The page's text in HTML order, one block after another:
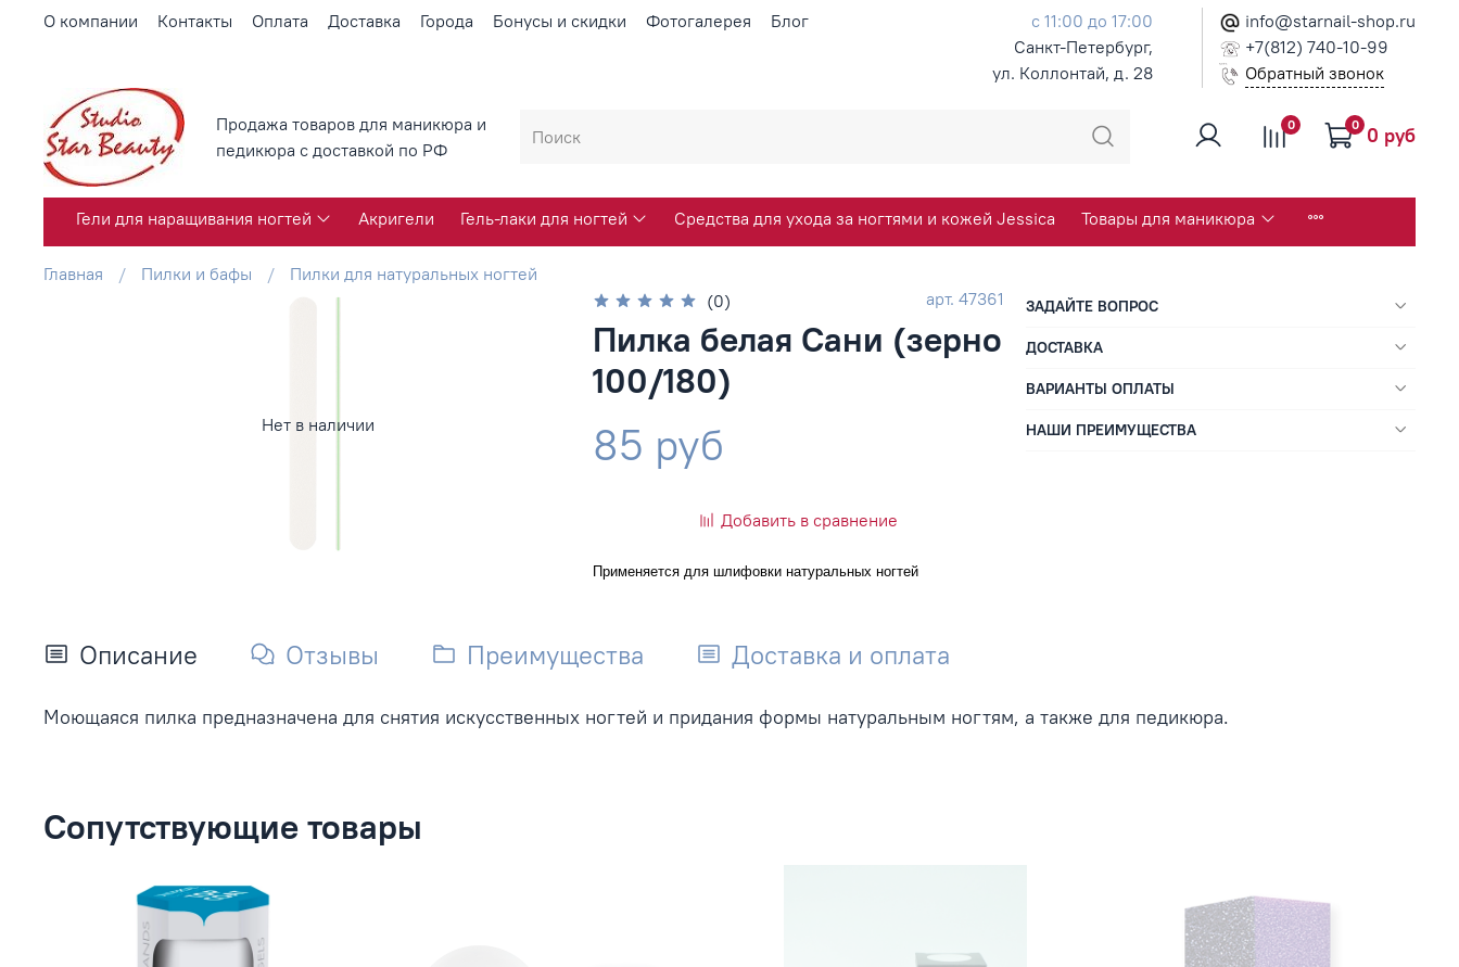
О компании Контакты Оплата Доставка Города Бонусы и скидки Фотогалерея Блог
с 11:00 до 17:00
Санкт-Петербург,
ул. Коллонтай, д. 28
info@starnail-shop.ru
+7(812) 740-10-99
Обратный звонок
Продажа товаров для маникюра и
педикюра с доставкой по РФ
0 0 0 руб
Гели для наращивания ногтей Акригели Гель-лаки для ногтей Средства для ухода за ногтями и кожей Jessica Товары для маникюра
Главная Пилки и бафы Пилки для натуральных ногтей
Нет в наличии
(0) арт. 47361
Пилка белая Сани (зерно
100/180)
85 руб
Добавить в сравнение
ЗАДАЙТЕ ВОПРОС
ДОСТАВКА
ВАРИАНТЫ ОПЛАТЫ
НАШИ ПРЕИМУЩЕСТВА
Применяется для шлифовки натуральных ногтей
Описание Отзывы Преимущества Доставка и оплата
Моющаяся пилка предназначена для снятия искусственных ногтей и придания формы натуральным ногтям, а также для педикюра.
Сопутствующие товары